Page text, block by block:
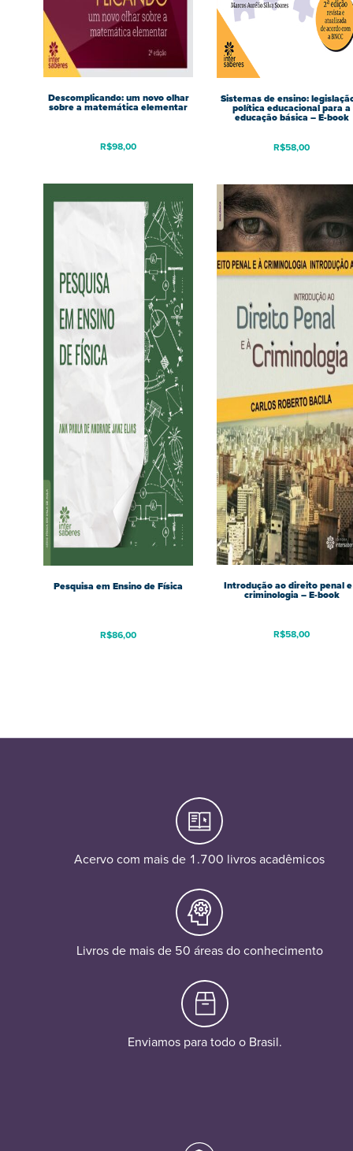
Descomplicando: um novo olhar
sobre a matemática elementar
R$98,00
Sistemas de ensino:
política educacional para a
educação básica – E-book
R$58,00
Pesquisa em Ensino de Física
R$86,00
Introdução ao direito penal
criminologia – E-book
R$58,00
Acervo com mais de 1.700 livros acadêmicos
Livros de mais de 50 áreas do conhecimento
Enviamos para todo o Brasil.